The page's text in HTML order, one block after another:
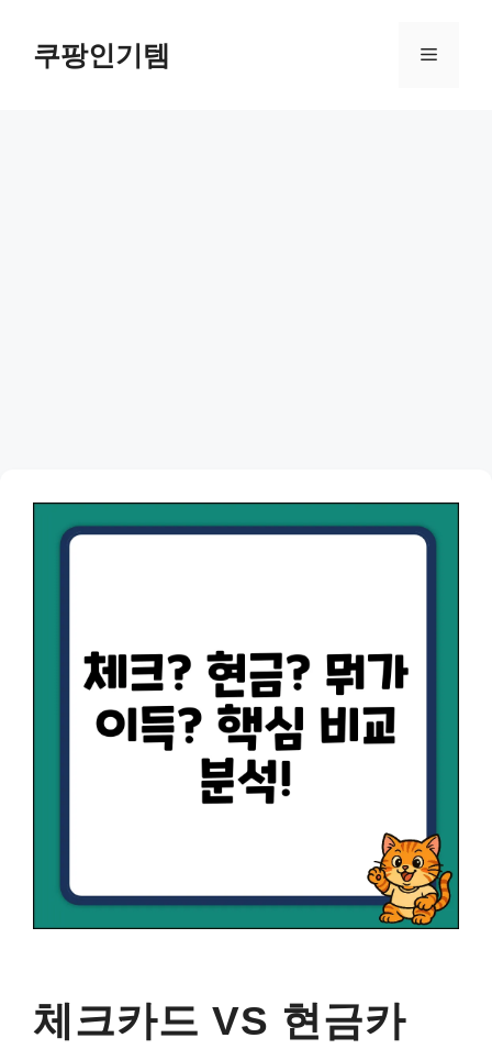
쿠팡인기템 메
체크카드 VS 현금카